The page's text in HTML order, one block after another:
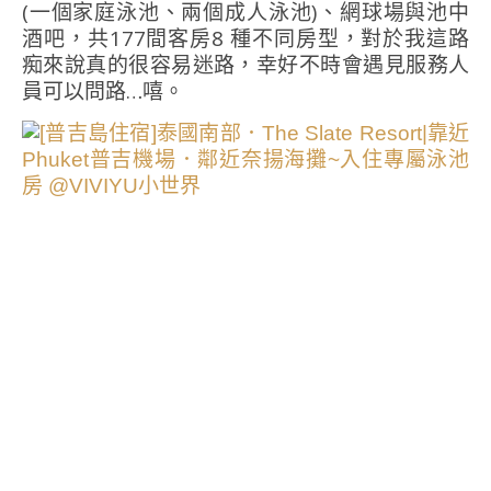
(一個家庭泳池、兩個成人泳池)、網球場與池中
酒吧，共177間客房8 種不同房型，對於我這路
痴來說真的很容易迷路，幸好不時會遇見服務人
員可以問路…嘻。